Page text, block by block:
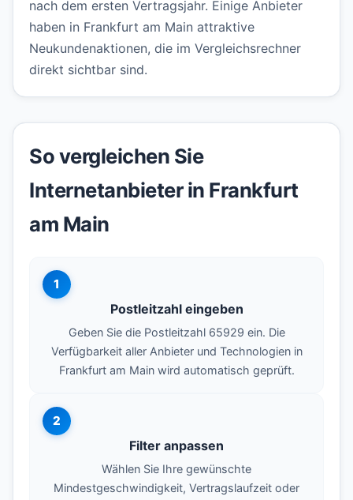
nach dem ersten Vertragsjahr. Einige Anbieter
haben in Frankfurt am Main attraktive
Neukundenaktionen, die im Vergleichsrechner
direkt sichtbar sind.
So vergleichen Sie
Internetanbieter in Frankfurt
am Main
1
Postleitzahl eingeben
Geben Sie die Postleitzahl 65929 ein. Die
Verfügbarkeit aller Anbieter und Technologien in
Frankfurt am Main wird automatisch geprüft.
2
Filter anpassen
Wählen Sie Ihre gewünschte
Mindestgeschwindigkeit, Vertragslaufzeit oder